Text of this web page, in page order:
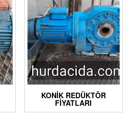
KONIK REDÜKTÖR
FIYATLARI